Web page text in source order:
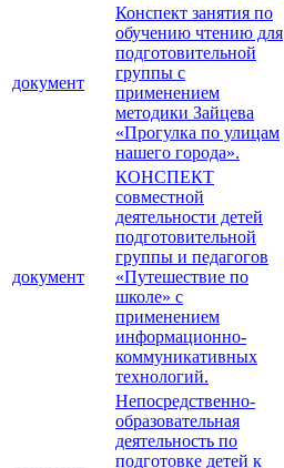
документ
Конспект занятия по
обучению чтению для
подготовительной
группы с
применением
методики Зайцева
«Прогулка по улицам
нашего города».
документ
КОНСПЕКТ
совместной
деятельности детей
подготовительной
группы и педагогов
«Путешествие по
школе» с
применением
информационно-
коммуникативных
технологий.
Непосредственно-
образовательная
деятельность по
подготовке детей к